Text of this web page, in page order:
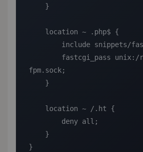
fpm.sock;
}